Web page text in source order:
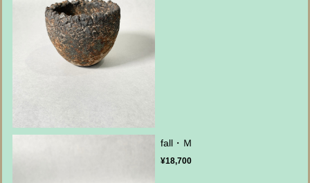
fall・Ｍ
¥18,700